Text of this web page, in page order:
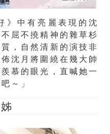
》中有亮麗表現的沈
屈不撓精神的雜草杉
，自然清新的演技非
沈月將圍繞在幾大帥
慕的眼光，直喊她一
～」